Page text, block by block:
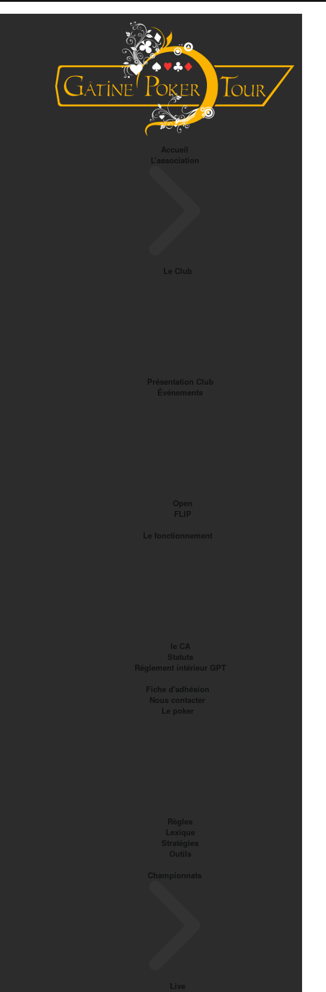
Accueil
L’association
Le Club
Présentation Club
Événements
Open
FLIP
Le fonctionnement
le CA
Statuts
Réglement intérieur GPT
Fiche d'adhésion
Nous contacter
Le poker
Règles
Lexique
Stratégies
Outils
Championnats
Live